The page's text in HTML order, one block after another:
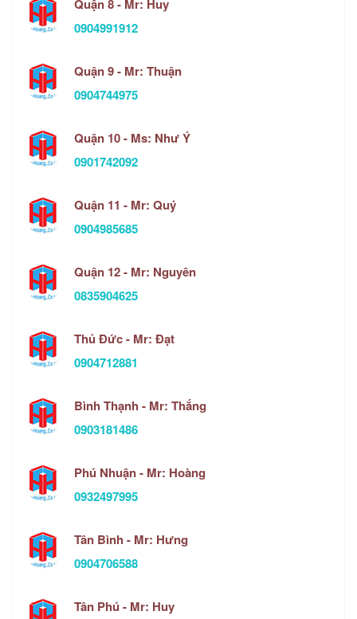
Quận 8 - Mr: Huy
0904991912
Quận 9 - Mr: Thuận
0904744975
Quận 10 - Ms: Như Ý
0901742092
Quận 11 - Mr: Quý
0904985685
Quận 12 - Mr: Nguyên
0835904625
Thủ Đức - Mr: Đạt
0904712881
Bình Thạnh - Mr: Thắng
0903181486
Phú Nhuận - Mr: Hoàng
0932497995
Tân Bình - Mr: Hưng
0904706588
Tân Phú - Mr: Huy